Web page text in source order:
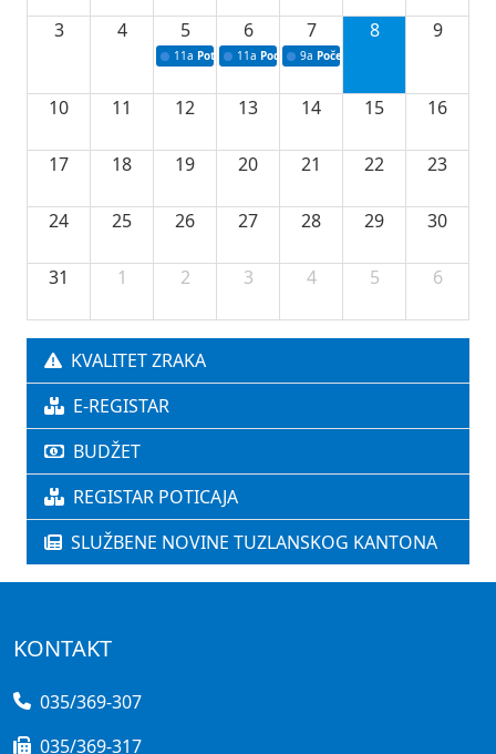
3 4 5
11a Potpisivanje ugovora o stipendijama za
6
11a Podrška razvoju vodne infrastrukture u
7
9a Početak izgradnje nove
8 9
10 11 12 13 14 15 16
17 18 19 20 21 22 23
24 25 26 27 28 29 30
31 1 2 3 4 5 6
KVALITET ZRAKA
E-REGISTAR
BUDŽET
REGISTAR POTICAJA
SLUŽBENE NOVINE TUZLANSKOG KANTONA
KONTAKT
035/369-307
035/369-317